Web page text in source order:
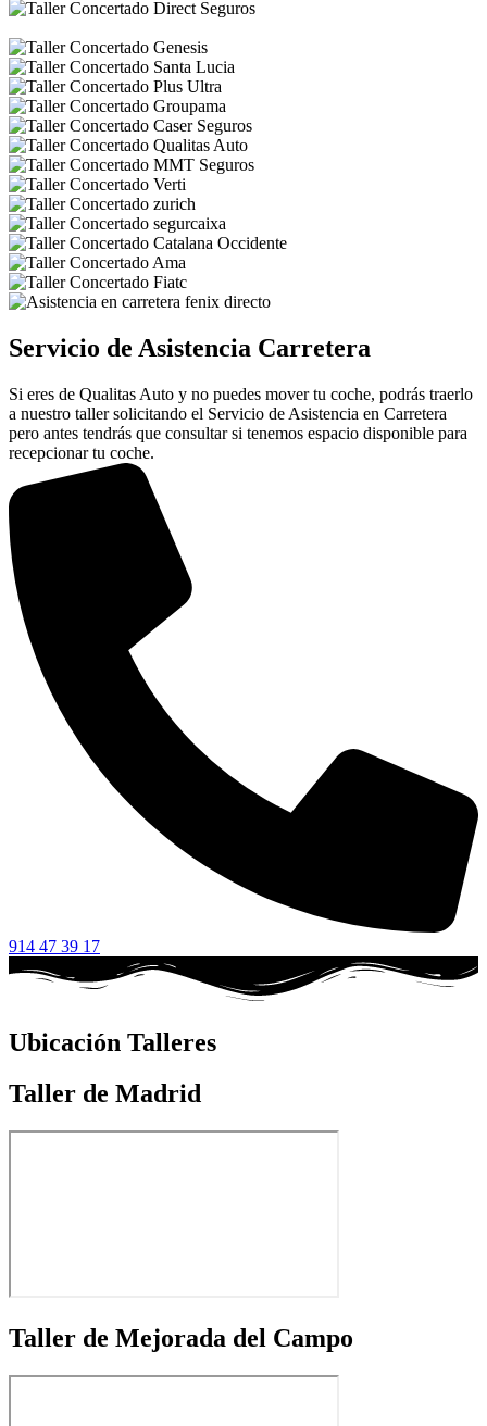
Servicio de Asistencia Carretera
Si eres de Qualitas Auto y no puedes mover tu coche, podrás traerlo
a nuestro taller solicitando el Servicio de Asistencia en Carretera
pero antes tendrás que consultar si tenemos espacio disponible para
recepcionar tu coche.
914 47 39 17
Ubicación Talleres
Taller de Madrid
Taller de Mejorada del Campo